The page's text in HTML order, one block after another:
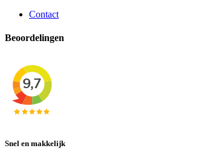
Contact
Beoordelingen
Snel en makkelijk